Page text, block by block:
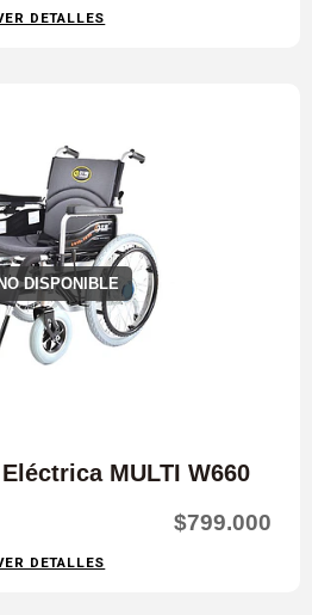
DETALLES
DISPONIBLE
MULTI W660
$799.000
DETALLES